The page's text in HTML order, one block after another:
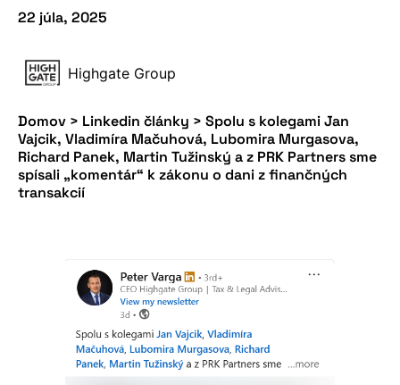
22 júla, 2025
Highgate Group
Domov > Linkedin články > Spolu s kolegami Jan
Vajcik, Vladimíra Mačuhová, Lubomira Murgasova,
Richard Panek, Martin Tužinský a z PRK Partners sme
spísali „komentár“ k zákonu o dani z finančných
transakcií